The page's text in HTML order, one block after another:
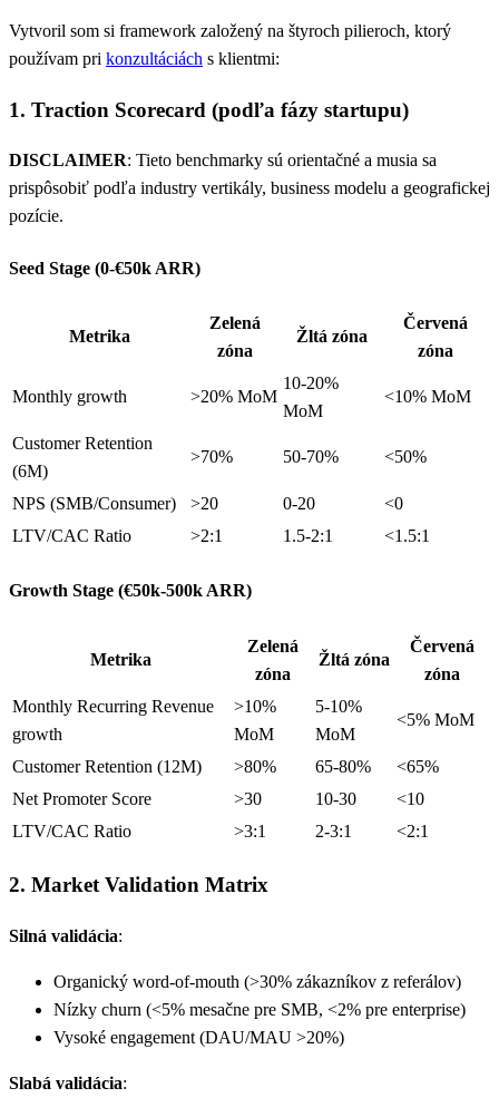
Vytvoril som si framework založený na štyroch pilieroch, ktorý
používam pri konzultáciách s klientmi:
1. Traction Scorecard (podľa fázy startupu)
DISCLAIMER: Tieto benchmarky sú orientačné a musia sa
prispôsobiť podľa industry vertikály, business modelu a geografickej
pozície.
Seed Stage (0-€50k ARR)
Metrika
Zelená
zóna
Žltá zóna
Červená
zóna
Monthly growth >20% MoM
10-20%
MoM
<10% MoM
Customer Retention
(6M)
>70% 50-70% <50%
NPS (SMB/Consumer) >20 0-20
<0
LTV/CAC Ratio
>2:1 1.5-2:1 <1.5:1
Growth Stage (€50k-500k ARR)
Metrika
Zelená
zóna
Žltá zóna
Červená
zóna
Monthly Recurring Revenue
growth
>10%
MoM
5-10%
MoM
<5% MoM
Customer Retention (12M) >80% 65-80%
<65%
Net Promoter Score
>30 10-30
<10
LTV/CAC Ratio
>3:1 2-3:1 <2:1
2. Market Validation Matrix
Silná validácia:
Organický word-of-mouth (>30% zákazníkov z referálov)
Nízky churn (<5% mesačne pre SMB, <2% pre enterprise)
Vysoké engagement (DAU/MAU >20%)
Slabá validácia: